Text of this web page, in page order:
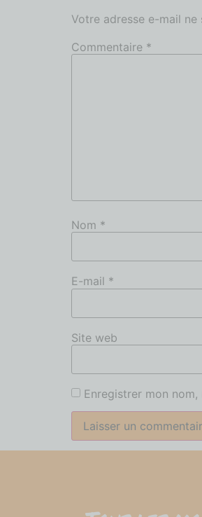
Votre adresse e-mail ne
Commentaire *
Nom *
E-mail *
Site web
Enregistrer mon